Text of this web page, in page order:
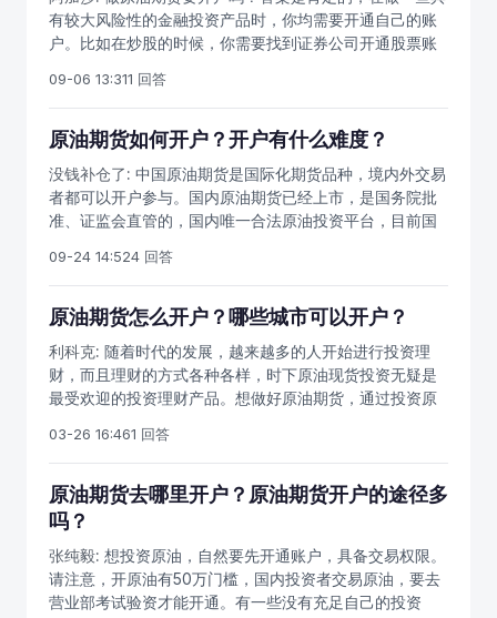
高的，其回报也高，它具有两面性。
期权，上市时间或为今年3月底，目前距离商品期权上市仅
剩下半个月的时间，投资者要提前做好准备。除了期权品
种上市，证监会将继续深化原油期货的上市工作，适时推
出原油期货新品种，目前，原油期货上市筹备已进入最后
约向社会公开征求意见，原油期货的业务规则征求意见完
毕并提交证监会审核。石油期货网获悉，我国原油期货标
准合约草案采用人民币计价，交易单位为100桶/手，最低
交易保证金为合约价值的5%，按当前国际油价计算，交易
有较大风险性的金融投资产品时，你均需要开通自己的账
户。比如在炒股的时候，你需要找到证券公司开通股票账
账户。账户开通之后，你就可以去做期货了。那么怎么开
户呢？首先是要找一家规模较大的期货公司，而且国内的
期货公司也非常的多，服务方面难免会出现鱼龙混杂。所
就是验资了，开户之后，你需要往自己的银行卡里面存入
50万块钱。如果账户里面的资金达不到50万元的话，那么
你是验资通过不了的，这也就意味着你即使开通了期货账
户，但是你也不能做期货，验资通过后，既可以做期货
货也是非常不错的。尤其是目前股市行情不是太稳定的时
候，做做期货收益反而更多。
09-06 13:311 回答
原油期货如何开户？开户有什么难度？
没钱补仓了: 中国原油期货是国际化期货品种，境内外交易
者都可以开户参与。国内原油期货已经上市，是国务院批
准、证监会直管的，国内唯一合法原油投资平台，目前国
货合约月份，原油期货交易时间，原油期货保证金，涨跌
停板等基本事项，目前都已经发布。原油期货开户条件，
原油期货个人投资者开户需满足条件：（1）先开通商品期
历（2）可用资金连续5个交易日，50万以上（可用资金指
不含持仓部分）（3）通过原油期货知识测试，到期货公司
营业部现场考试（必须去一次期货公司营业部）国内商品
期货开户免费，可以直接办理网上开户，通过证监会研发
全可靠，投资者可以放心下载，选择期货公司，登陆后即
可按步骤办理。
09-24 14:524 回答
原油期货怎么开户？哪些城市可以开户？
利科克: 随着时代的发展，越来越多的人开始进行投资理
财，而且理财的方式各种各样，时下原油现货投资无疑是
最受欢迎的投资理财产品。想做好原油期货，通过投资原
期货更是如此。原油投资收益高、门槛低，将以人民币计
价，必将吸引无数投资者入市交易，我国上期所原油期货
最快将于2015年9月底10月初挂牌上市。参与原油期货开
户和交易，投资者一定要了解原油期货投资技巧。原油期
货怎么做？当然要顺势而为，多学知识。一、原油期货开
户条件作为国际化的期货交易平台，能源中心将吸引来自
全球的交易者参与期货交易，个人交易者还要具有累计不
少于10个交易日的境内期货仿真交易成交记录，且开户前
03-26 16:461 回答
原油期货去哪里开户？原油期货开户的途径多
吗？
张纯毅: 想投资原油，自然要先开通账户，具备交易权限。
请注意，开原油有50万门槛，国内投资者交易原油，要去
营业部考试验资才能开通。有一些没有充足自己的投资